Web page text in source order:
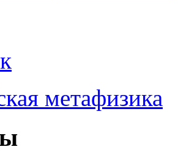
метафизика